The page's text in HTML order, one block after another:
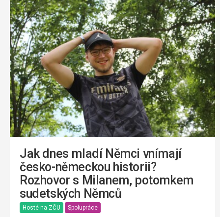
Jak dnes mladí Němci vnímají
česko-německou historii?
Rozhovor s Milanem, potomkem
sudetských Němců
Hosté na ZČU Spolupráce